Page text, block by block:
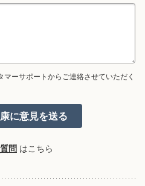
ーサポートからご連絡させていただく
問 はこちら